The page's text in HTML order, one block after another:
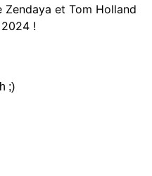
Zendaya et Tom Holland
!
;)